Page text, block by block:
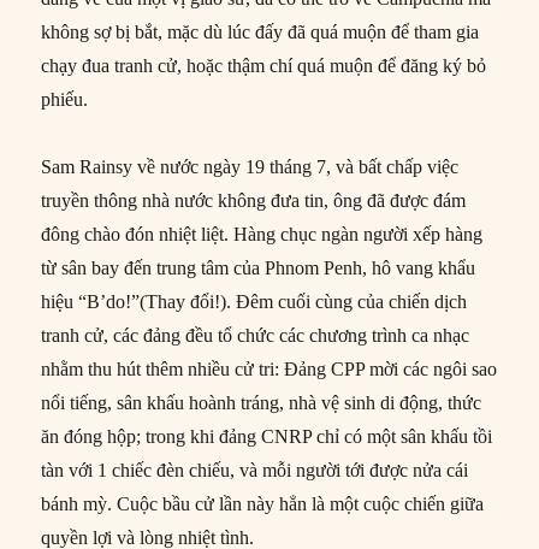
không sợ bị bắt, mặc dù lúc đấy đã quá muộn để tham gia
chạy đua tranh cử, hoặc thậm chí quá muộn để đăng ký bỏ
phiếu.
Sam Rainsy về nước ngày 19 tháng 7, và bất chấp việc
truyền thông nhà nước không đưa tin, ông đã được đám
đông chào đón nhiệt liệt. Hàng chục ngàn người xếp hàng
từ sân bay đến trung tâm của Phnom Penh, hô vang khẩu
hiệu “B’do!”(Thay đổi!). Đêm cuối cùng của chiến dịch
tranh cử, các đảng đều tổ chức các chương trình ca nhạc
nhằm thu hút thêm nhiều cử tri: Đảng CPP mời các ngôi sao
nổi tiếng, sân khấu hoành tráng, nhà vệ sinh di động, thức
ăn đóng hộp; trong khi đảng CNRP chỉ có một sân khấu tồi
tàn với 1 chiếc đèn chiếu, và mỗi người tới được nửa cái
bánh mỳ. Cuộc bầu cử lần này hẳn là một cuộc chiến giữa
quyền lợi và lòng nhiệt tình.